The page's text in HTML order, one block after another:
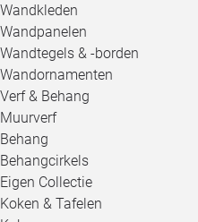
Wandkleden
Wandpanelen
Wandtegels & -borden
Wandornamenten
Verf & Behang
Muurverf
Behang
Behangcirkels
Eigen Collectie
Koken & Tafelen